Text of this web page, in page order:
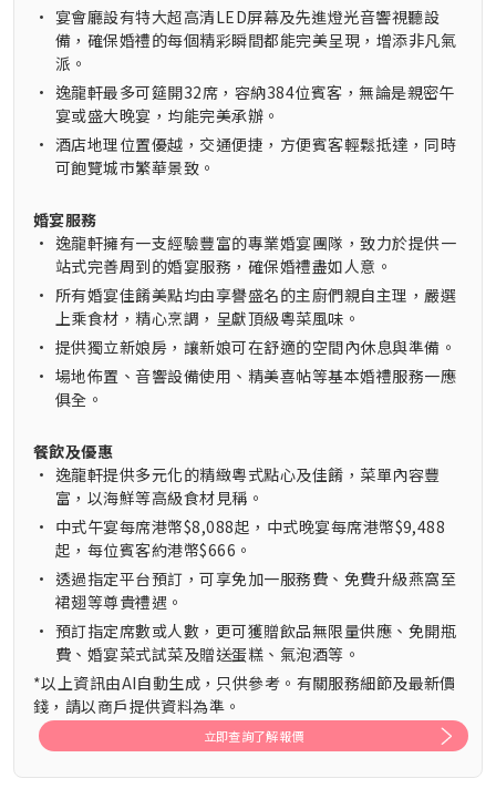
• 宴會廳設有特大超高清LED屏幕及先進燈光音響視聽設
備，確保婚禮的每個精彩瞬間都能完美呈現，增添非凡氣
派。
• 逸龍軒最多可筵開32席，容納384位賓客，無論是親密午
宴或盛大晚宴，均能完美承辦。
• 酒店地理位置優越，交通便捷，方便賓客輕鬆抵達，同時
可飽覽城市繁華景致。
婚宴服務
• 逸龍軒擁有一支經驗豐富的專業婚宴團隊，致力於提供一
站式完善周到的婚宴服務，確保婚禮盡如人意。
• 所有婚宴佳餚美點均由享譽盛名的主廚們親自主理，嚴選
上乘食材，精心烹調，呈獻頂級粵菜風味。
• 提供獨立新娘房，讓新娘可在舒適的空間內休息與準備。
• 場地佈置、音響設備使用、精美喜帖等基本婚禮服務一應
俱全。
餐飲及優惠
• 逸龍軒提供多元化的精緻粵式點心及佳餚，菜單內容豐
富，以海鮮等高級食材見稱。
• 中式午宴每席港幣$8,088起，中式晚宴每席港幣$9,488
起，每位賓客約港幣$666。
• 透過指定平台預訂，可享免加一服務費、免費升級燕窩至
裙翅等尊貴禮遇。
• 預訂指定席數或人數，更可獲贈飲品無限量供應、免開瓶
費、婚宴菜式試菜及贈送蛋糕、氣泡酒等。
*以上資訊由AI自動生成，只供參考。有關服務細節及最新價
錢，請以商戶提供資料為準。
立即查詢了解報價